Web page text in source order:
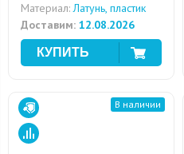
Материал:Латунь, пластик
Доставим: 12.08.2026
В наличии